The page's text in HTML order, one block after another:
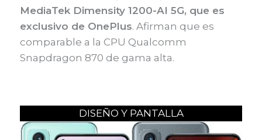
MediaTek Dimensity 1200-AI 5G, que es
exclusivo de OnePlus. Afirman que es
comparable a la CPU Qualcomm
Snapdragon 870 de gama alta.
DISEÑO Y PANTALLA